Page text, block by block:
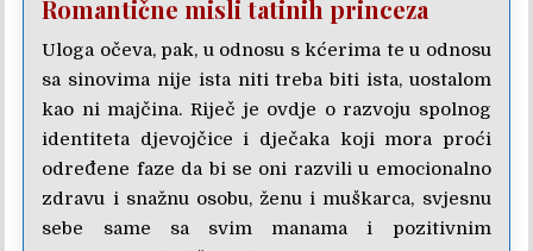
Romantične misli tatinih princeza
Uloga očeva, pak, u odnosu s kćerima te u odnosu
sa sinovima nije ista niti treba biti ista, uostalom
kao ni majčina. Riječ je ovdje o razvoju spolnog
identiteta djevojčice i dječaka koji mora proći
određene faze da bi se oni razvili u emocionalno
zdravu i snažnu osobu, ženu i muškarca, svjesnu
sebe same sa svim manama i pozitivnim